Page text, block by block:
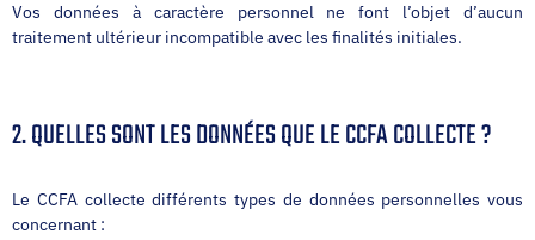
Vos données à caractère personnel ne font l’objet d’aucun
traitement ultérieur incompatible avec les finalités initiales.
2. QUELLES SONT LES DONNÉES QUE LE CCFA COLLECTE ?
Le CCFA collecte différents types de données personnelles vous
concernant :